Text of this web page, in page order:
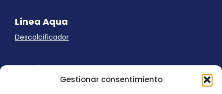
Gestionar consentimiento
Línea Aqua
Descalcificador
Ayuda